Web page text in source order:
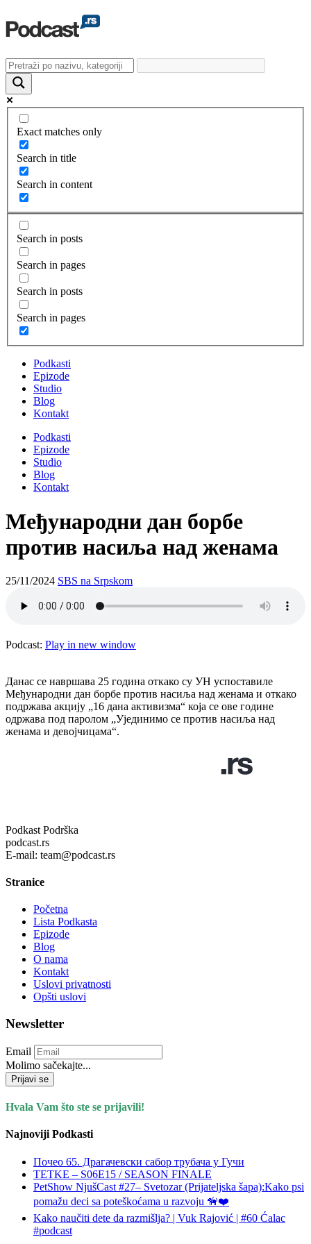
Exact matches only
Search in title
Search in content
Search in posts
Search in pages
Search in posts
Search in pages
Podkasti
Epizode
Studio
Blog
Kontakt
Podkasti
Epizode
Studio
Blog
Kontakt
Међународни дан борбе
против насиља над женама
25/11/2024 SBS na Srpskom
Podcast: Play in new window
Данас се навршава 25 година откако су УН успоставиле
Међународни дан борбе против насиља над женама и откако
подржава акцију „16 дана активизма“ која се ове године
одржава под паролом „Ујединимо се против насиља над
женама и девојчицама“.
Podkast Podrška
podcast.rs
E-mail: team@podcast.rs
Stranice
Početna
Lista Podkasta
Epizode
Blog
O nama
Kontakt
Uslovi privatnosti
Opšti uslovi
Newsletter
Email
Molimo sačekajte...
Prijavi se
Hvala Vam što ste se prijavili!
Najnoviji Podkasti
Почео 65. Драгачевски сабор трубача у Гучи
TETKE – S06E15 / SEASON FINALE
PetShow NjušCast #27– Svetozar (Prijateljska šapa):Kako psi
pomažu deci sa poteškoćama u razvoju 🦮❤️
Kako naučiti dete da razmišlja? | Vuk Rajović | #60 Ćalac
#podcast